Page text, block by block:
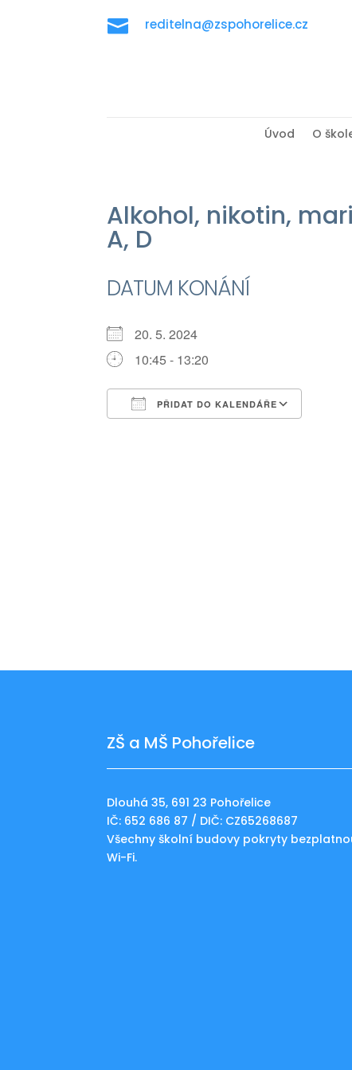
 reditelna@zspohorelice.cz
Úvod O
Alkohol, nikotin,
A, D
DATUM KONÁNÍ
20. 5. 2024
10:45 - 13:20
PŘIDAT DO KALENDÁŘE
ZŠ a MŠ Pohořelice
Dlouhá 35, 691 23 Pohořelice
IČ: 652 686 87 / DIČ: CZ65268687
Všechny školní budovy pokryty
Wi-Fi.